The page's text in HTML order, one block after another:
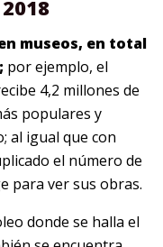
museos, en total
por ejemplo, el
4,2 millones de
populares y
al igual que con
el número de
para ver sus obras.
donde se halla el